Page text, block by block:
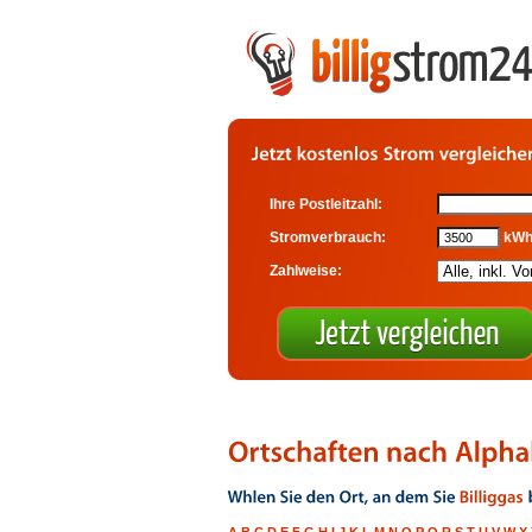
Ihre Postleitzahl:
Stromverbrauch:
kWh
Zahlweise: